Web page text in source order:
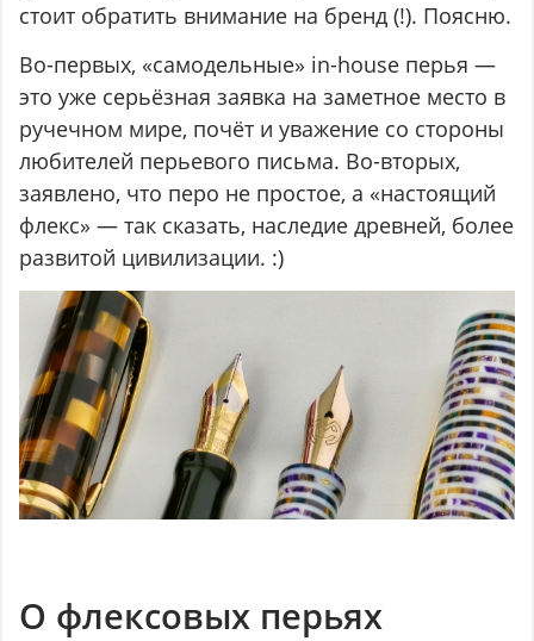
стоит обратить внимание на бренд (!). Поясню.
Во-первых, «самодельные» in-house перья —
это уже серьёзная заявка на заметное место в
ручечном мире, почёт и уважение со стороны
любителей перьевого письма. Во-вторых,
заявлено, что перо не простое, а «настоящий
флекс» — так сказать, наследие древней, более
развитой цивилизации. :)
О флексовых перьях